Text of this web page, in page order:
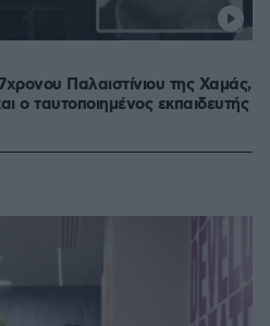
Παλαιστίνιου της Χαμάς,
ο ταυτοποιημένος εκπαιδευτής